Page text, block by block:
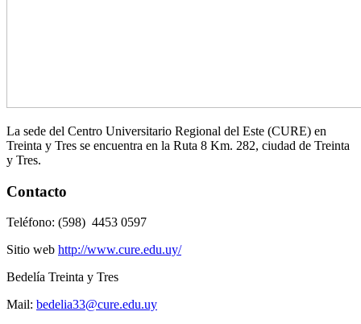
La sede del Centro Universitario Regional del Este (CURE) en
Treinta y Tres se encuentra en la Ruta 8 Km. 282, ciudad de Treinta
y Tres.
Contacto
Teléfono: (598) 4453 0597
Sitio web http://www.cure.edu.uy/
Bedelía Treinta y Tres
Mail: bedelia33@cure.edu.uy